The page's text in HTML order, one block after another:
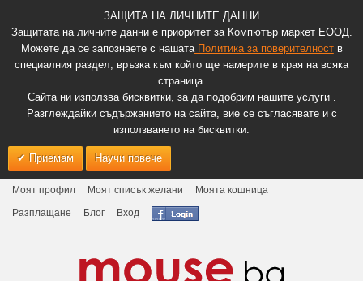
ЗАЩИТА НА ЛИЧНИТЕ ДАННИ
Защитата на личните данни е приоритет за Компютър маркет ЕООД.
Можете да се запознаете с нашатаПолитика за поверителноств
специалния раздел, връзка към който ще намерите в края на всяка
страница.
Сайта ни използва бисквитки, за да подобрим нашите услуги .
Разглеждайки съдържанието на сайта, вие се съгласявате и с
използването на бисквитки.
Приемам Научи повече
Моят профил Моят списък желани
Моята кошница
Разплащане
Блог Вход